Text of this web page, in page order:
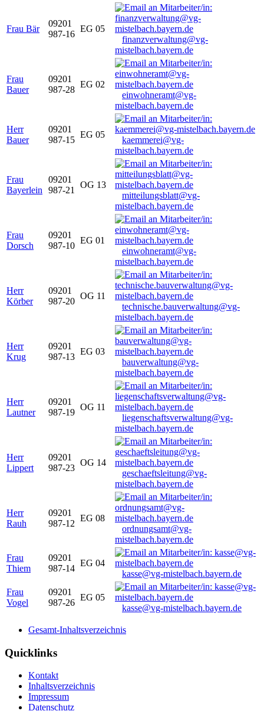
Frau Bär
09201
987-16
EG 05
finanzverwaltung@vg-
mistelbach.bayern.de
Frau
Bauer
09201
987-28
EG 02
einwohneramt@vg-
mistelbach.bayern.de
Herr
Bauer
09201
987-15
EG 05
kaemmerei@vg-
mistelbach.bayern.de
Frau
Bayerlein
09201
987-21
OG 13
mitteilungsblatt@vg-
mistelbach.bayern.de
Frau
Dorsch
09201
987-10
EG 01
einwohneramt@vg-
mistelbach.bayern.de
Herr
Körber
09201
987-20
OG 11
technische.bauverwaltung@vg-
mistelbach.bayern.de
Herr
Krug
09201
987-13
EG 03
bauverwaltung@vg-
mistelbach.bayern.de
Herr
Lautner
09201
987-19
OG 11
liegenschaftsverwaltung@vg-
mistelbach.bayern.de
Herr
Lippert
09201
987-23
OG 14
geschaeftsleitung@vg-
mistelbach.bayern.de
Herr
Rauh
09201
987-12
EG 08
ordnungsamt@vg-
mistelbach.bayern.de
Frau
Thiem
09201
987-14
EG 04
kasse@vg-mistelbach.bayern.de
Frau
Vogel
09201
987-26
EG 05
kasse@vg-mistelbach.bayern.de
Gesamt-Inhaltsverzeichnis
Quicklinks
Kontakt
Inhaltsverzeichnis
Impressum
Datenschutz